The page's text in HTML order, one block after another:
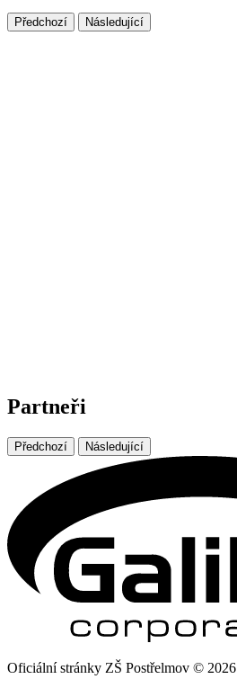
Předchozí Následující
Partneři
Předchozí Následující
Oficiální stránky ZŠ Postřelmov © 2026